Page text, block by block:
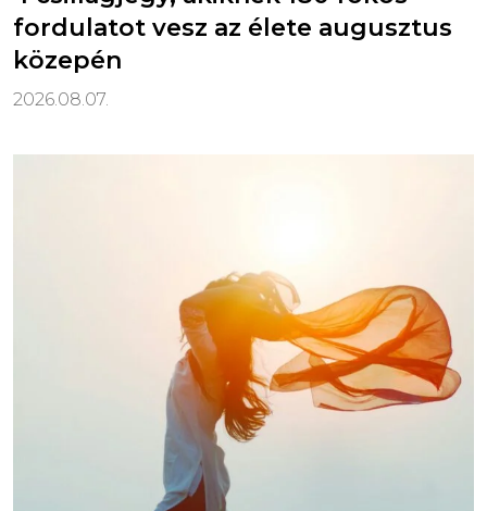
fordulatot vesz az élete augusztus
közepén
2026.08.07.